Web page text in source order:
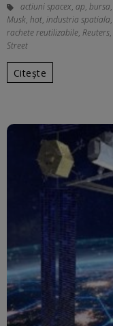
actiuni spacex, ap, bursa,
Musk, hot, industria spatiala,
rachete reutilizabile, Reuters,
Street
Citește